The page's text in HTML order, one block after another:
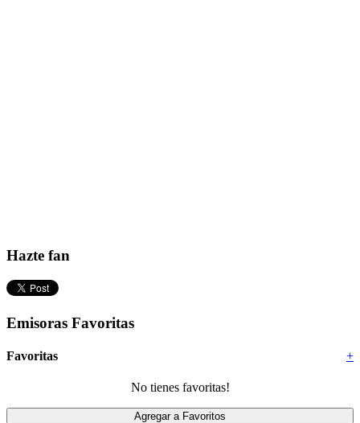
Hazte fan
Emisoras Favoritas
+
Favoritas
No tienes favoritas!